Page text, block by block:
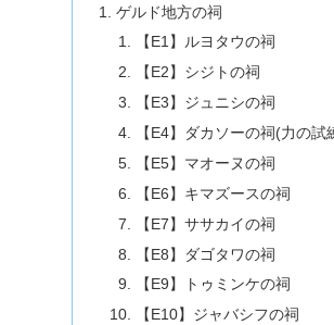
ゲルド地方の祠
【E1】ルヨタウの祠
【E2】シジトの祠
【E3】ジュニシの祠
【E4】ダカソーの祠(力の試
【E5】マオーヌの祠
【E6】キマズースの祠
【E7】ササカイの祠
【E8】ダゴタワの祠
【E9】トゥミンケの祠
【E10】ジャバシフの祠